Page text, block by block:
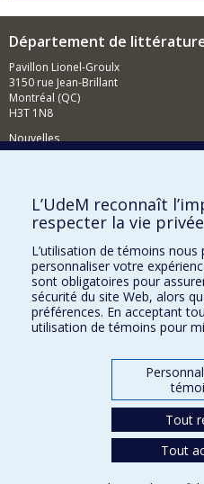
Département de
Pavillon Lionel-Groulx
3150 rue Jean-Brillant
Montréal (QC)
H3T 1N8
Nouvelles
Comment soutenir le
BESOIN D'AIDE?
Plan du site
Signaler une erreur
Accessibilité
FACULTÉ DES ARTS ET DES
Nos départements et écoles
L’UdeM reconnaît
respecter la vie privée
L’utilisation de témoins nous
personnaliser votre
sont obligatoires pour
sécurité du site Web, alors
préférences. En acceptant
utilisation de témoins pour
Tout
Tout